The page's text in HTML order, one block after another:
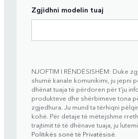
Zgjidhni modelin tuaj
NJOFTIM I RËNDËSISHËM: Duke
shumë kanale komunikimi, ju jepni
dhënat tuaja të përdoren për t’ju
produkteve dhe shërbimeve tona
zgjedhura. Ju mund ta tërhiqni
kohë. Për detaje të mëtejshme
trajtimit të të dhënave tuaja, ju
Politikës sonë të Privatësisë